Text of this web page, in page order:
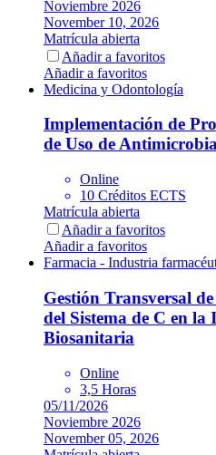
Noviembre 2026
November 10, 2026
Matrícula abierta
Añadir a favoritos
Añadir a favoritos
Medicina y Odontología
Implementación de
de Uso de
Online
10 Créditos ECTS
Matrícula abierta
Añadir a favoritos
Añadir a favoritos
Farmacia - Industria
Gestión Transversal
del Sistema de C en
Biosanitaria
Online
3,5 Horas
05/11/2026
Noviembre 2026
November 05, 2026